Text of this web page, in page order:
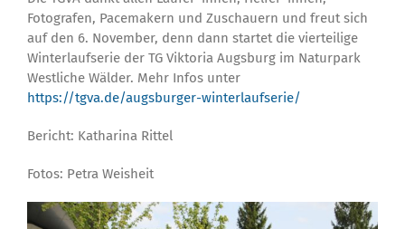
Fotografen, Pacemakern und Zuschauern und freut sich
auf den 6. November, denn dann startet die vierteilige
Winterlaufserie der TG Viktoria Augsburg im Naturpark
Westliche Wälder. Mehr Infos unter
https://tgva.de/augsburger-winterlaufserie/
Bericht: Katharina Rittel
Fotos: Petra Weisheit